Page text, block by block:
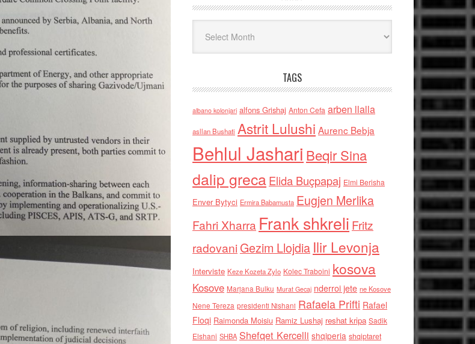
TAGS
albano kolonjari alfons Grishaj Anton Cefa arben llalla
asllan Bushati Astrit Lulushi Aurenc Bebja
Behlul Jashari Beqir Sina
dalip grecaElida Buçpapaj Elmi Berisha
Enver Bytyci Ermira Babamusta Eugjen Merlika
Fahri Xharra Frank shkreli Fritz
radovaniGezim Llojdia Ilir Levonja
Interviste Keze Kozeta Zylo Kolec Traboini kosova
Kosove Marjana Bulku Murat Gecaj nderroi jete ne Kosove
Nene Tereza presidenti Nishani Rafaela Prifti Rafael
Floqi Raimonda Moisiu Ramiz Lushaj reshat kripa Sadik
Elshani SHBA Shefqet Kercelli shqiperia shqiptaret